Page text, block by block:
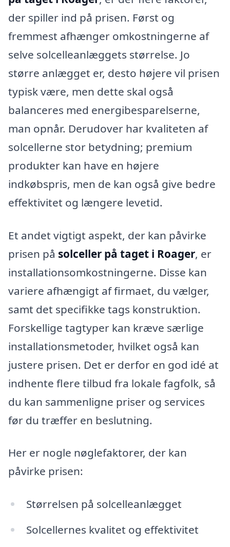
der spiller ind på prisen. Først og
fremmest afhænger omkostningerne af
selve solcelleanlæggets størrelse. Jo
større anlægget er, desto højere vil prisen
typisk være, men dette skal også
balanceres med energibesparelserne,
man opnår. Derudover har kvaliteten af
solcellerne stor betydning; premium
produkter kan have en højere
indkøbspris, men de kan også give bedre
effektivitet og længere levetid.
Et andet vigtigt aspekt, der kan påvirke
prisen på solceller på taget i Roager, er
installationsomkostningerne. Disse kan
variere afhængigt af firmaet, du vælger,
samt det specifikke tags konstruktion.
Forskellige tagtyper kan kræve særlige
installationsmetoder, hvilket også kan
justere prisen. Det er derfor en god idé at
indhente flere tilbud fra lokale fagfolk, så
du kan sammenligne priser og services
før du træffer en beslutning.
Her er nogle nøglefaktorer, der kan
påvirke prisen:
Størrelsen på solcelleanlægget
Solcellernes kvalitet og effektivitet